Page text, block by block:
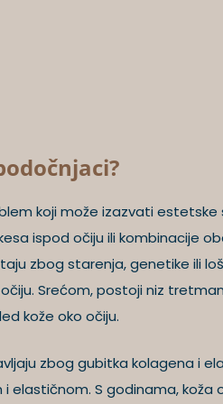
koji može izazvati estetske
ispod očiju ili kombinacije
zbog starenja, genetike ili
Srećom, postoji niz
kože oko očiju.
zbog gubitka kolagena i
elastičnom. S godinama, koža